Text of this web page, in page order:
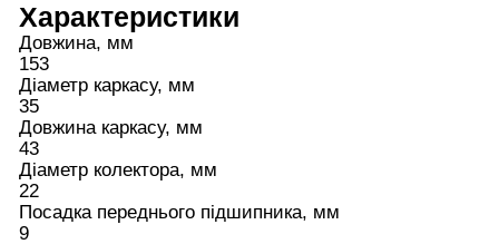
Характеристики
Довжина, мм
153
Діаметр каркасу, мм
35
Довжина каркасу, мм
43
Діаметр колектора, мм
22
Посадка переднього підшипника, мм
9